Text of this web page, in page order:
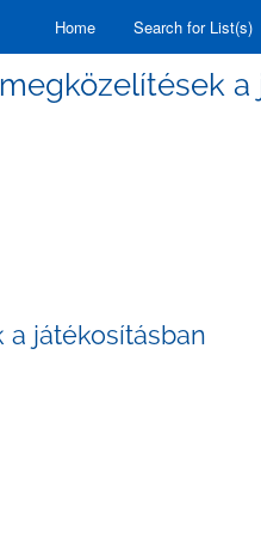
Home Search for List(s)
a
játékosításban